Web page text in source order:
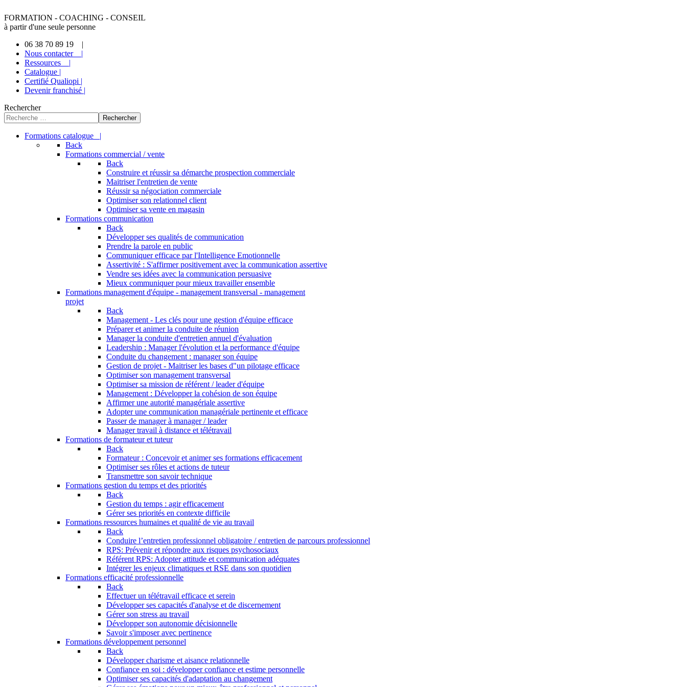
FORMATION - COACHING - CONSEIL
à partir d'une seule personne
06 38 70 89 19 |
Nous contacter |
Ressources |
Catalogue |
Certifié Qualiopi |
Devenir franchisé |
Rechercher
Rechercher
Formations catalogue |
Back
Formations commercial / vente
Back
Construire et réussir sa démarche prospection commerciale
Maitriser l'entretien de vente
Réussir sa négociation commerciale
Optimiser son relationnel client
Optimiser sa vente en magasin
Formations communication
Back
Développer ses qualités de communication
Prendre la parole en public
Communiquer efficace par l'Intelligence Emotionnelle
Assertivité : S'affirmer positivement avec la communication assertive
Vendre ses idées avec la communication persuasive
Mieux communiquer pour mieux travailler ensemble
Formations management d'équipe - management transversal - management
projet
Back
Management - Les clés pour une gestion d'équipe efficace
Préparer et animer la conduite de réunion
Manager la conduite d'entretien annuel d'évaluation
Leadership : Manager l'évolution et la performance d'équipe
Conduite du changement : manager son équipe
Gestion de projet - Maitriser les bases d"un pilotage efficace
Optimiser son management transversal
Optimiser sa mission de référent / leader d'équipe
Management : Développer la cohésion de son équipe
Affirmer une autorité managériale assertive
Adopter une communication managériale pertinente et efficace
Passer de manager à manager / leader
Manager travail à distance et télétravail
Formations de formateur et tuteur
Back
Formateur : Concevoir et animer ses formations efficacement
Optimiser ses rôles et actions de tuteur
Transmettre son savoir technique
Formations gestion du temps et des priorités
Back
Gestion du temps : agir efficacement
Gérer ses priorités en contexte difficile
Formations ressources humaines et qualité de vie au travail
Back
Conduire l’entretien professionnel obligatoire / entretien de parcours professionnel
RPS: Prévenir et répondre aux risques psychosociaux
Référent RPS: Adopter attitude et communication adéquates
Intégrer les enjeux climatiques et RSE dans son quotidien
Formations efficacité professionnelle
Back
Effectuer un télétravail efficace et serein
Développer ses capacités d'analyse et de discernement
Gérer son stress au travail
Développer son autonomie décisionnelle
Savoir s'imposer avec pertinence
Formations développement personnel
Back
Développer charisme et aisance relationnelle
Confiance en soi : développer confiance et estime personnelle
Optimiser ses capacités d'adaptation au changement